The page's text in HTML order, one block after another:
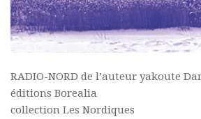
RADIO-NORD de l’auteur yakoute
éditions Borealia
collection Les Nordiques